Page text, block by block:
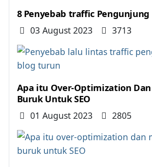
8 Penyebab traffic
Details
03 August 2023 3713
Apa itu Over-Optimization
Buruk Untuk SEO
Details
01 August 2023 2805